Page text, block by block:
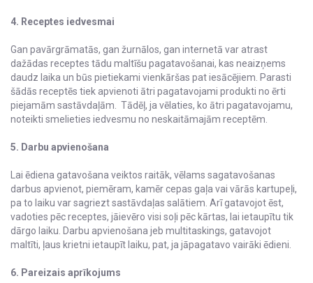
4. Receptes iedvesmai
Gan pavārgrāmatās, gan žurnālos, gan internetā var atrast
dažādas receptes tādu maltīšu pagatavošanai, kas neaizņems
daudz laika un būs pietiekami vienkāršas pat iesācējiem. Parasti
šādās receptēs tiek apvienoti ātri pagatavojami produkti no ērti
piejamām sastāvdaļām. Tādēļ, ja vēlaties, ko ātri pagatavojamu,
noteikti smelieties iedvesmu no neskaitāmajām receptēm.
5. Darbu apvienošana
Lai ēdiena gatavošana veiktos raitāk, vēlams sagatavošanas
darbus apvienot, piemēram, kamēr cepas gaļa vai vārās kartupeļi,
pa to laiku var sagriezt sastāvdaļas salātiem. Arī gatavojot ēst,
vadoties pēc receptes, jāievēro visi soļi pēc kārtas, lai ietaupītu tik
dārgo laiku. Darbu apvienošana jeb multitaskings, gatavojot
maltīti, ļaus krietni ietaupīt laiku, pat, ja jāpagatavo vairāki ēdieni.
6. Pareizais aprīkojums